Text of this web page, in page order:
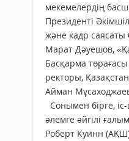
мекемелердің
Президенті
және кадр саясаты
Марат Дәуешов,
Басқарма
ректоры,
Айман
Сонымен бірге,
әлемге әйгілі
Роберт Куинн